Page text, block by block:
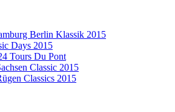
Berlin Klassik 2015
Days 2015
Tours Du Pont
Classic 2015
Classics 2015